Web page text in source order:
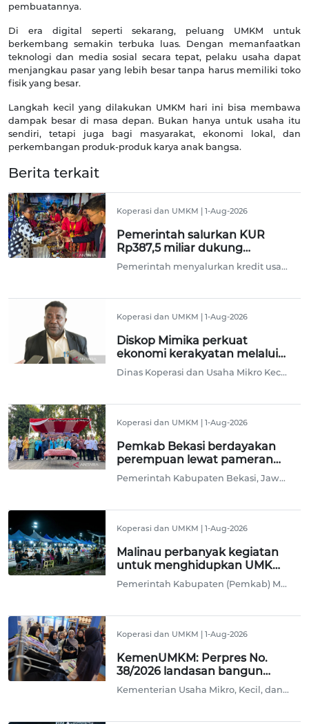
pembuatannya.
Di era digital seperti sekarang, peluang UMKM untuk
berkembang semakin terbuka luas. Dengan memanfaatkan
teknologi dan media sosial secara tepat, pelaku usaha dapat
menjangkau pasar yang lebih besar tanpa harus memiliki toko
fisik yang besar.
Langkah kecil yang dilakukan UMKM hari ini bisa membawa
dampak besar di masa depan. Bukan hanya untuk usaha itu
sendiri, tetapi juga bagi masyarakat, ekonomi lokal, dan
perkembangan produk-produk karya anak bangsa.
Berita terkait
Koperasi dan UMKM |1-Aug-2026
Pemerintah salurkan KUR
Rp387,5 miliar dukung
pembiayaan UMKM di Papua
Pemerintah menyalurkan kredit usaha rakyat (KUR) sebesar Rp387,54 miliar pada semester I 2026 guna mendukung akses pembiayaan bagi pelaku usaha mikro, kecil, dan menengah (UMKM) di Provinsi Papua Barat dan Papua Barat Daya.
Koperasi dan UMKM |1-Aug-2026
Diskop Mimika perkuat
ekonomi kerakyatan melalui
festival UMKM
Dinas Koperasi dan Usaha Mikro Kecil Menengah Kabupaten Mimika, Papua Tengah melaksanakan Festival UMKM Mimika 2026 sebagai upaya mendorong penguatan ekonomi kerakyatan dan juga mempromosikan produk lokal melalui kegiatan itu.
Koperasi dan UMKM |1-Aug-2026
Pemkab Bekasi berdayakan
perempuan lewat pameran
srikandi kreatif
Pemerintah Kabupaten Bekasi, Jawa Barat terus memberdayakan perempuan salah satunya lewat pameran Perkumpulan Srikandi Kreatif Indonesia (Persikindo) yang digelar sekaligus dalam rangka memperingati HUT ke-4 organisasi wanita tersebut.
Koperasi dan UMKM |1-Aug-2026
Malinau perbanyak kegiatan
untuk menghidupkan UMKM
dan gerakan ekonomi
Pemerintah Kabupaten (Pemkab) Malinau terus berupaya menggerakkan ekonomi dengan memperbanyak kegiatan agar Usaha Mikro Kecil dan Menengah (UMKM) tetap hidup dan berkembang.
Koperasi dan UMKM |1-Aug-2026
KemenUMKM: Perpres No.
38/2026 landasan bangun
ekosistem kewirausahaan
Kementerian Usaha Mikro, Kecil, dan Menengah (KemenUMKM) menegaskan Peraturan Presiden (Perpres) Nomor 38 Tahun 2026 tentang Pengembangan Kewirausahaan Nasional menjadi landasan membangun ekosistem kewirausahaan yang lebih terintegrasi, kolaboratif, dan berkelanjutan guna menciptakan lapangan kerja berkualitas.